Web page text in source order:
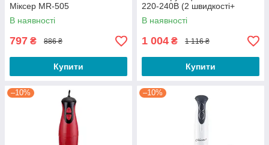
Міксер MR-505
В наявності
797 ₴ 886 ₴
Купити
220-240В (2 швидкості+
мірний стакан 600мл)
Maestro
В наявності
1 004 ₴ 1 116 ₴
Купити
–10% –10%